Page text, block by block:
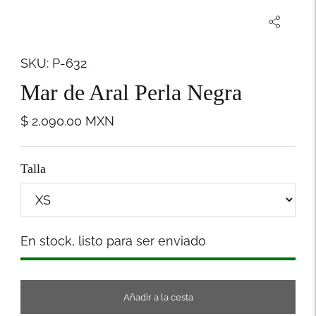
SKU: P-632
Mar de Aral Perla Negra
$ 2,090.00 MXN
Talla
Stock
En stock, listo para ser enviado
Añadir a la cesta